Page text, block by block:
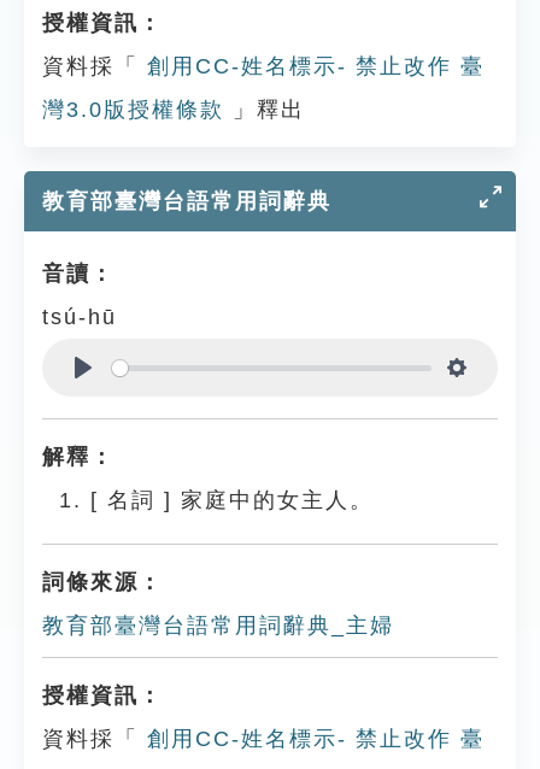
授權資訊：
資料採「
創用CC-姓名標示- 禁止改作 臺
灣3.0版授權條款
」釋出
教育部臺灣台語常用詞辭典
音讀：
tsú-hū
解釋：
[ 名詞 ] 家庭中的女主人。
詞條來源：
教育部臺灣台語常用詞辭典_主婦
授權資訊：
資料採「
創用CC-姓名標示- 禁止改作 臺